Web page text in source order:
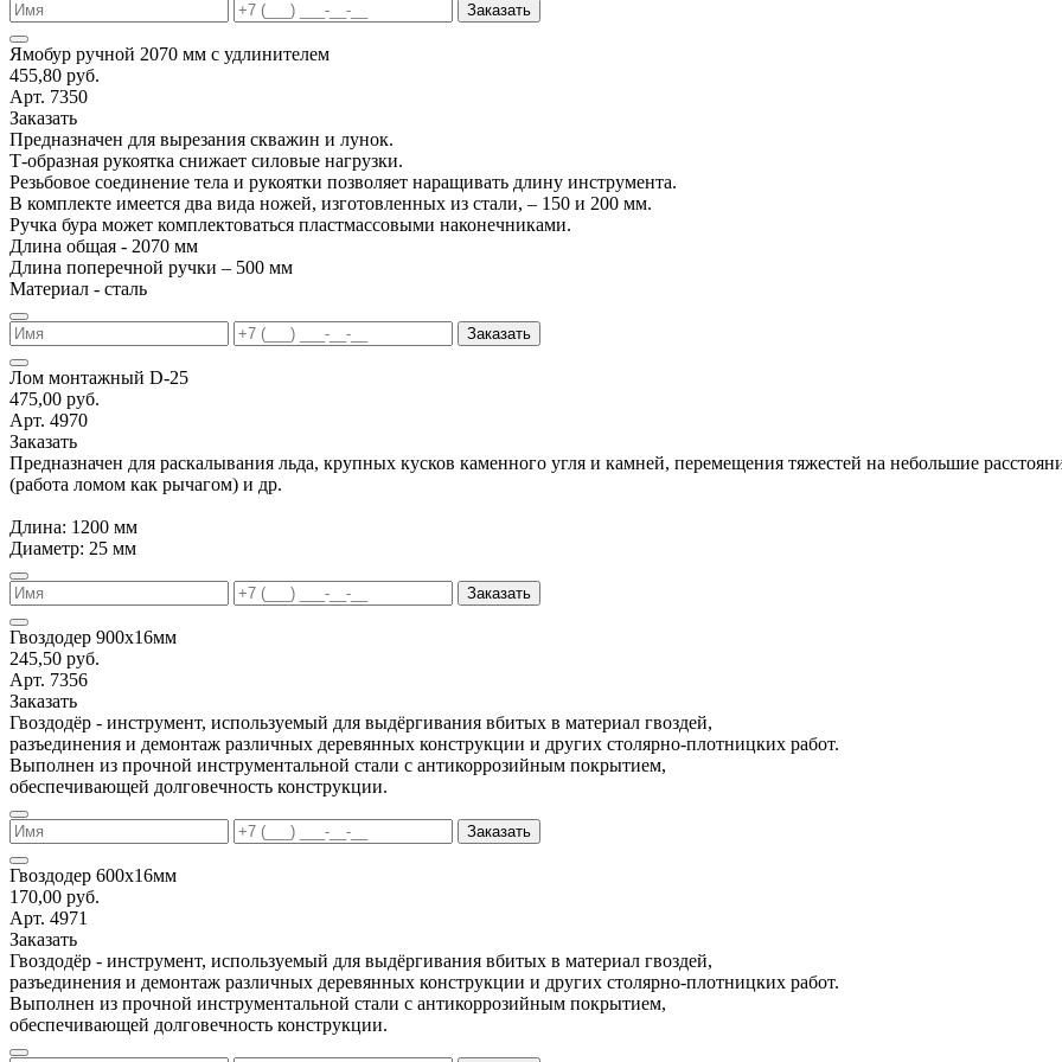
Заказать
Ямобур ручной 2070 мм с удлинителем
455,80 руб.
Арт. 7350
Заказать
Предназначен для вырезания скважин и лунок.
Т-образная рукоятка снижает силовые нагрузки.
Резьбовое соединение тела и рукоятки позволяет наращивать длину инструмента.
В комплекте имеется два вида ножей, изготовленных из стали, – 150 и 200 мм.
Ручка бура может комплектоваться пластмассовыми наконечниками.
Длина общая - 2070 мм
Длина поперечной ручки – 500 мм
Материал - сталь
Заказать
Лом монтажный D-25
475,00 руб.
Арт. 4970
Заказать
Предназначен для раскалывания льда, крупных кусков каменного угля и камней, перемещения тяжестей на небольшие
(работа ломом как рычагом) и др.
Длина: 1200 мм
Диаметр: 25 мм
Заказать
Гвоздодер 900х16мм
245,50 руб.
Арт. 7356
Заказать
Гвоздодёр - инструмент, используемый для выдёргивания вбитых в материал гвоздей,
разъединения и демонтаж различных деревянных конструкции и других столярно-плотницких работ.
Выполнен из прочной инструментальной стали с антикоррозийным покрытием,
обеспечивающей долговечность конструкции.
Заказать
Гвоздодер 600х16мм
170,00 руб.
Арт. 4971
Заказать
Гвоздодёр - инструмент, используемый для выдёргивания вбитых в материал гвоздей,
разъединения и демонтаж различных деревянных конструкции и других столярно-плотницких работ.
Выполнен из прочной инструментальной стали с антикоррозийным покрытием,
обеспечивающей долговечность конструкции.